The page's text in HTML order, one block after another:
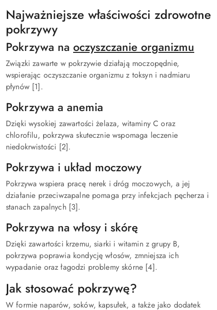
Najważniejsze właściwości zdrowotne
pokrzywy
Pokrzywa na oczyszczanie organizmu
Związki zawarte w pokrzywie działają moczopędnie,
wspierając oczyszczanie organizmu z toksyn i nadmiaru
płynów [1].
Pokrzywa a anemia
Dzięki wysokiej zawartości żelaza, witaminy C oraz
chlorofilu, pokrzywa skutecznie wspomaga leczenie
niedokrwistości [2].
Pokrzywa i układ moczowy
Pokrzywa wspiera pracę nerek i dróg moczowych, a jej
działanie przeciwzapalne pomaga przy infekcjach pęcherza i
stanach zapalnych [3].
Pokrzywa na włosy i skórę
Dzięki zawartości krzemu, siarki i witamin z grupy B,
pokrzywa poprawia kondycję włosów, zmniejsza ich
wypadanie oraz łagodzi problemy skórne [4].
Jak stosować pokrzywę?
W formie naparów, soków, kapsułek, a także jako dodatek